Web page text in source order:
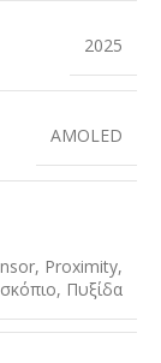
2025
AMOLED
, Proximity,
, Πυξίδα